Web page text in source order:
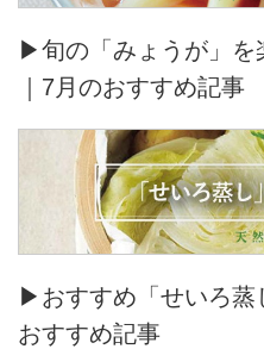
▶旬の「みょうが」を
｜7月のおすすめ記事
▶おすすめ「せいろ蒸
おすすめ記事